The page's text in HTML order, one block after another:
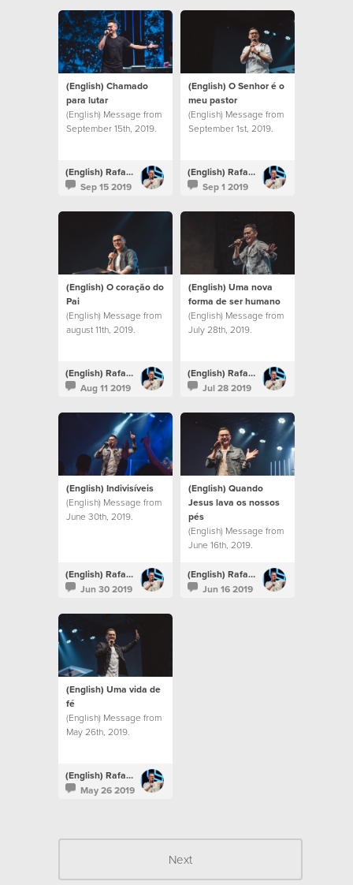
(English) Chamado
para lutar
(English) Message from
September 15th, 2019.
(English) Rafael Bitencourt
Sep 15 2019
(English) O Senhor é o
meu pastor
(English) Message from
September 1st, 2019.
(English) Rafael Bitencourt
Sep 1 2019
(English) O coração do
Pai
(English) Message from
august 11th, 2019.
(English) Rafael Bitencourt
Aug 11 2019
(English) Uma nova
forma de ser humano
(English) Message from
July 28th, 2019.
(English) Rafael Bitencourt
Jul 28 2019
(English) Indivisíveis
(English) Message from
June 30th, 2019.
(English) Rafael Bitencourt
Jun 30 2019
(English) Quando
Jesus lava os nossos
pés
(English) Message from
June 16th, 2019.
(English) Rafael Bitencourt
Jun 16 2019
(English) Uma vida de
fé
(English) Message from
May 26th, 2019.
(English) Rafael Bitencourt
May 26 2019
Next